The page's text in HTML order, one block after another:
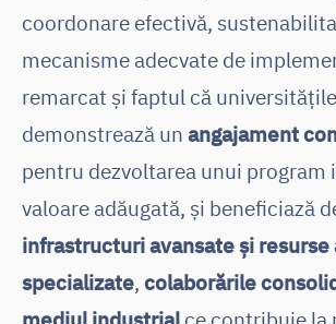
coordonare efectivă,
mecanisme adecvate de
remarcat și faptul că
demonstrează un angajament
pentru dezvoltarea unui program
valoare adăugată, și beneficiază
infrastructuri avansate și
specializate, colaborările